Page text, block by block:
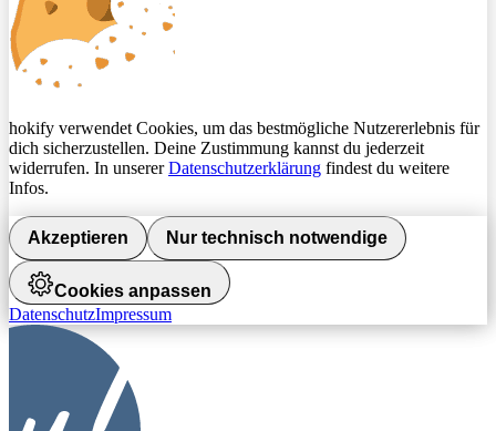
hokify verwendet Cookies, um das bestmögliche Nutzererlebnis für
dich sicherzustellen. Deine Zustimmung kannst du jederzeit
widerrufen. In unsererDatenschutzerklärung findest du weitere
Infos.
Akzeptieren Nur technisch notwendige
Cookies anpassen
DatenschutzImpressum